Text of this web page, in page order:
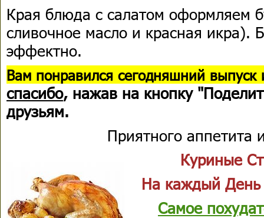
Края блюда с салатом оформляем
сливочное масло и красная икра).
эффектно.
Вам понравился сегодняшний выпуск
спасибо, нажав на кнопку
друзьям.
Приятного аппетита
Куриные
На каждый
Самое